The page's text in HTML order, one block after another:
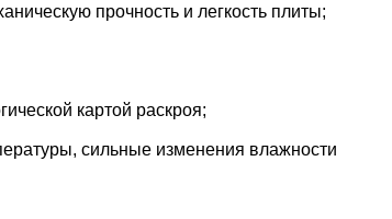
прочность и легкость плиты;
картой раскроя;
сильные изменения влажности